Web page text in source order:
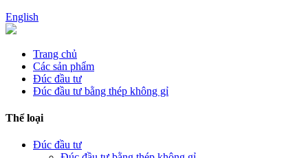
English
Trang chủ
Các sản phẩm
Đúc đầu tư
Đúc đầu tư bằng thép không gỉ
Thể loại
Đúc đầu tư